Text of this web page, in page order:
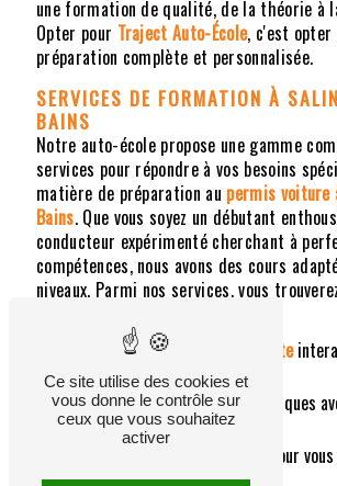
une formation de qualité, de la théorie à
Opter pour Traject Auto-École, c'est opter
préparation complète et personnalisée.
SERVICES DE FORMATION À
BAINS
Notre auto-école propose une gamme
services pour répondre à vos besoins
matière de préparation au permis voiture
Bains. Que vous soyez un débutant
conducteur expérimenté cherchant à
compétences, nous avons des cours
niveaux. Parmi nos services, vous
Des cours de code de la route
stimulants.
Des leçons de conduite pratiques
instructeurs certifiés.
Des simulations d'examen pour
Ce site utilise des cookies et
vous donne le contrôle sur
ceux que vous souhaitez
activer